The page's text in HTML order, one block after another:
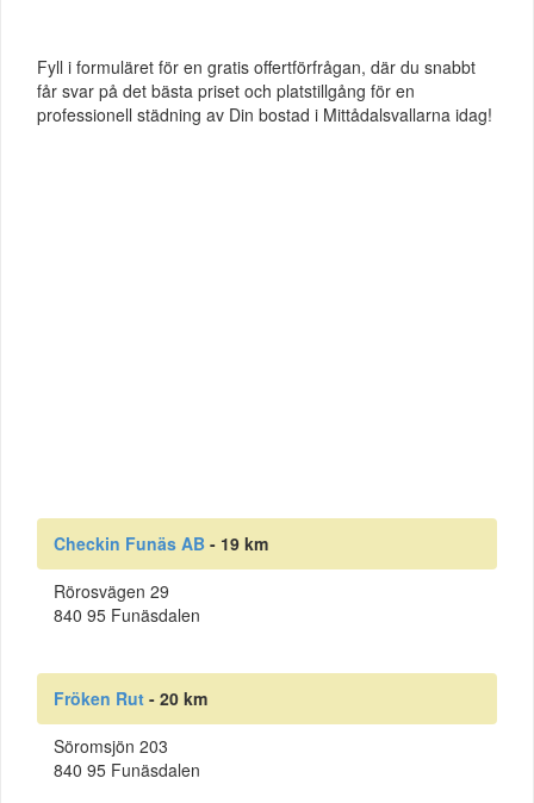
Fyll i formuläret för en gratis offertförfrågan, där du snabbt
får svar på det bästa priset och platstillgång för en
professionell städning av Din bostad i Mittådalsvallarna idag!
Checkin Funäs AB - 19 km
Rörosvägen 29
840 95 Funäsdalen
Fröken Rut - 20 km
Söromsjön 203
840 95 Funäsdalen